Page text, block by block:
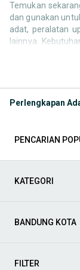
Temukan
dan gunakan
adat, peralatan
lainnya.
cari barang
dibutuhkan
Perhiasan
mulai dari
tradisi dan
Perlengkapan
PENCARIAN
KATEGORI
BANDUNG KOTA
FILTER